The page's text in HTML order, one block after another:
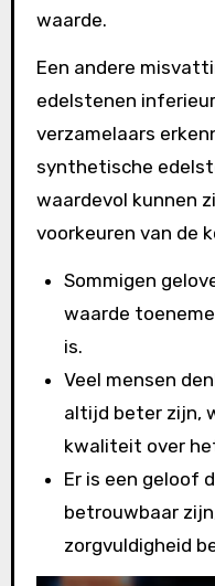
waarde.
Een andere
edelstenen
verzamelaars
synthetische
waardevol kunnen
voorkeuren van de
Sommigen
waarde
is.
Veel mensen
altijd beter zijn,
kwaliteit over
Er is een geloof
betrouwbaar
zorgvuldigheid